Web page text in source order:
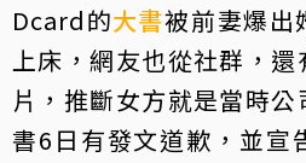
Dcard的大書被前妻爆出
上床，網友也從社群，
片，推斷女方就是當時
書6日有發文道歉，並宣